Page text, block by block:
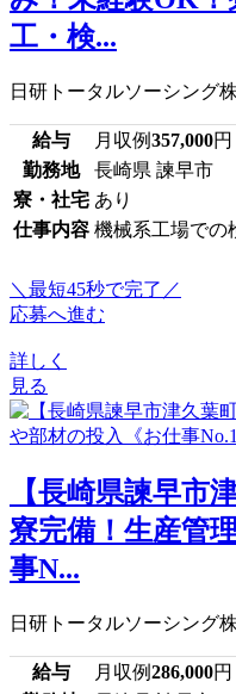
工・検...
日研トータルソーシング
給与 月収例357,000円
勤務地
長崎県 諫早市
寮・社宅 あり
仕事内容 機械系工場での
＼最短45秒で完了／
応募へ進む
詳しく
見る
【長崎県諫早市
寮完備！生産管
事N...
日研トータルソーシング
給与 月収例286,000円